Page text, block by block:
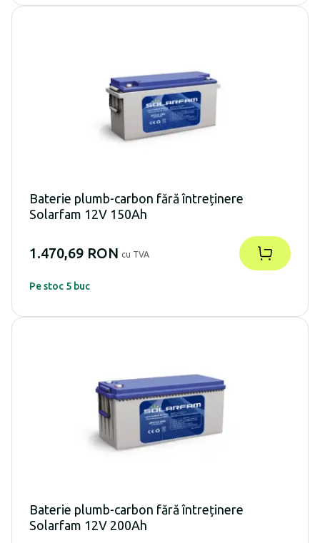
Baterie plumb-carbon fără întreținere
Solarfam 12V 150Ah
1.470,69 RON cu TVA
Pe stoc 5 buc
Baterie plumb-carbon fără întreținere
Solarfam 12V 200Ah